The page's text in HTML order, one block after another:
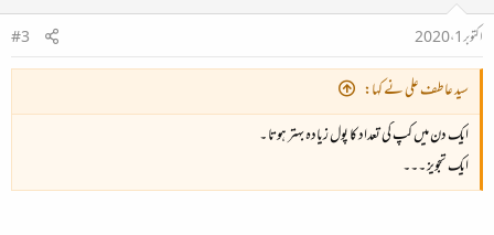
اکتوبر 1، 2020
#3
سید عاطف علی نے کہا:
ایک دن میں کپ کی تعداد کا پول زیادہ بہتر ہوتا ۔
ایک تجویز ۔۔۔